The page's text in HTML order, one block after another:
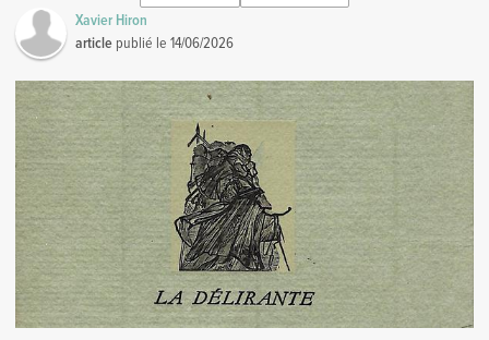
Xavier Hiron
article publié le14/06/2026